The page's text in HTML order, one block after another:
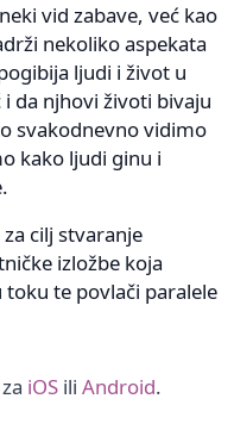
vid zabave, već kao
nekoliko aspekata
ljudi i život u
da njhovi životi bivaju
svakodnevno vidimo
kako ljudi ginu i
cilj stvaranje
izložbe koja
te povlači paralele
iOS ili Android.